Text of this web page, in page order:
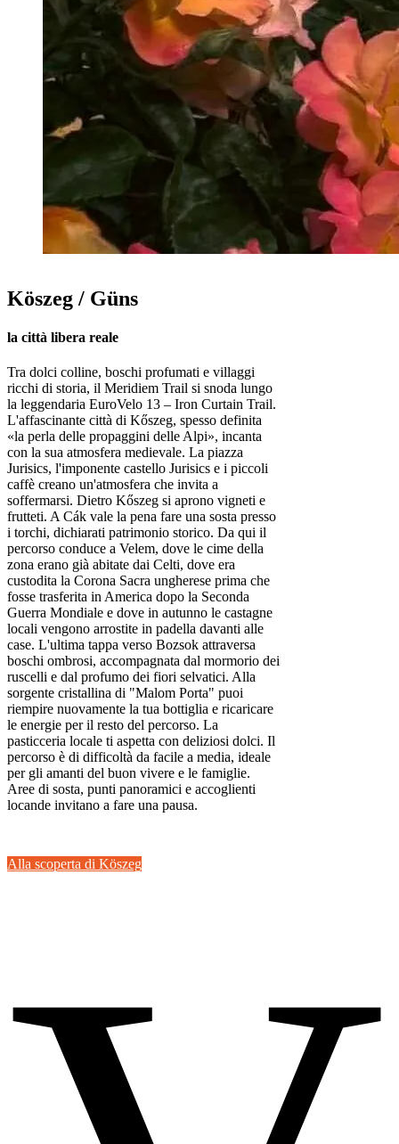
Köszeg / Güns
la città libera reale
Tra dolci colline, boschi profumati e villaggi
ricchi di storia, il Meridiem Trail si snoda lungo
la leggendaria EuroVelo 13 – Iron Curtain Trail.
L'affascinante città di Kőszeg, spesso definita
«la perla delle propaggini delle Alpi», incanta
con la sua atmosfera medievale. La piazza
Jurisics, l'imponente castello Jurisics e i piccoli
caffè creano un'atmosfera che invita a
soffermarsi. Dietro Kőszeg si aprono vigneti e
frutteti. A Cák vale la pena fare una sosta presso
i torchi, dichiarati patrimonio storico. Da qui il
percorso conduce a Velem, dove le cime della
zona erano già abitate dai Celti, dove era
custodita la Corona Sacra ungherese prima che
fosse trasferita in America dopo la Seconda
Guerra Mondiale e dove in autunno le castagne
locali vengono arrostite in padella davanti alle
case. L'ultima tappa verso Bozsok attraversa
boschi ombrosi, accompagnata dal mormorio dei
ruscelli e dal profumo dei fiori selvatici. Alla
sorgente cristallina di "Malom Porta" puoi
riempire nuovamente la tua bottiglia e ricaricare
le energie per il resto del percorso. La
pasticceria locale ti aspetta con deliziosi dolci. Il
percorso è di difficoltà da facile a media, ideale
per gli amanti del buon vivere e le famiglie.
Aree di sosta, punti panoramici e accoglienti
locande invitano a fare una pausa.
Alla scoperta di Köszeg